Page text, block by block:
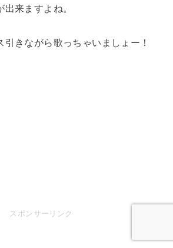
来ますよね。
引きながら歌っちゃいましょー！
スポンサーリンク